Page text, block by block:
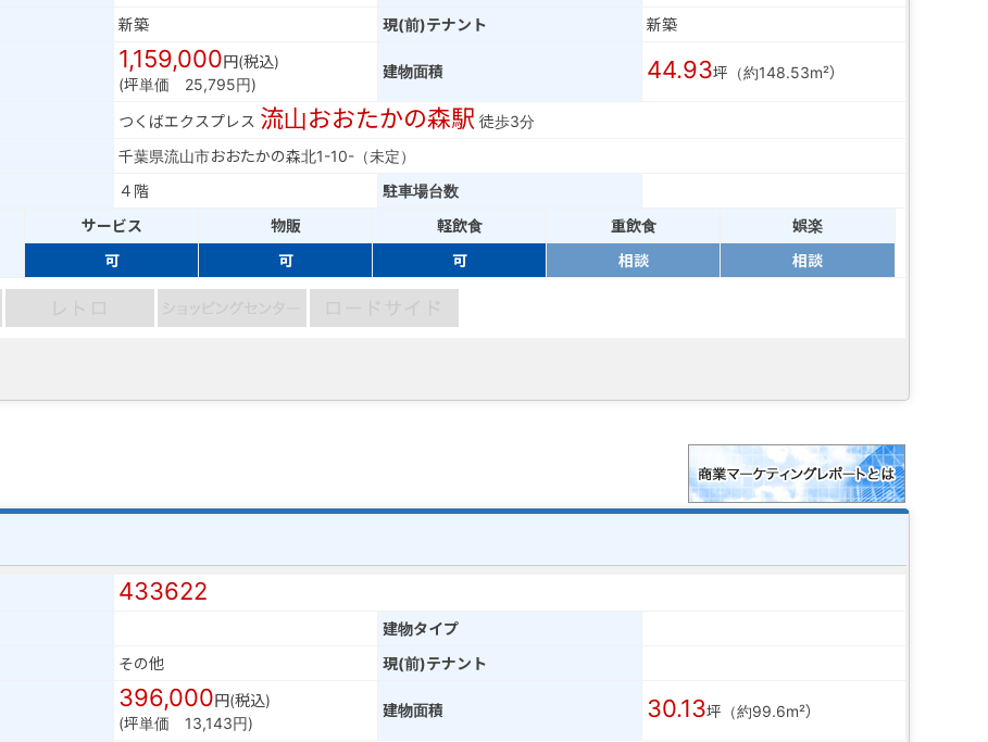
新築 現(前)テナント 新築
1,159,000円(税込)
(坪単価 25,795円)
建物面積 44.93坪（約148.53m²）
つくばエクスプレス 流山おおたかの森駅 徒歩3分
千葉県流山市おおたかの森北1-10-（未定）
４階 駐車場台数
サービス 物販 軽飲食 重飲食
娯楽
可
可 可 相談 相談
433622
建物タイプ
その他 現(前)テナント
396,000円(税込)
(坪単価 13,143円)
建物面積 30.13坪（約99.6m²）